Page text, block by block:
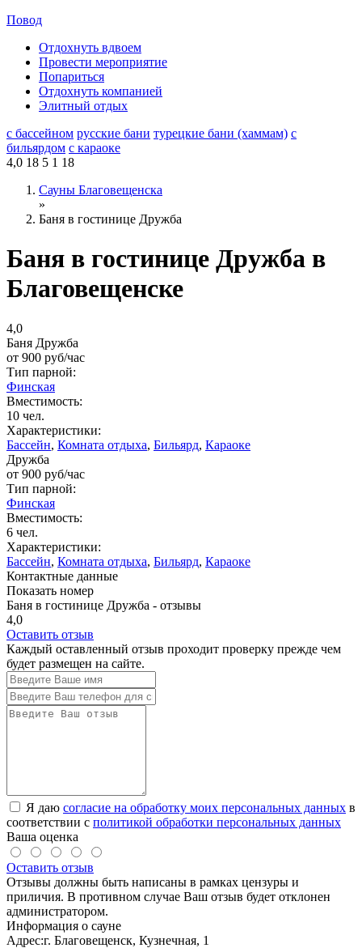
Повод
Отдохнуть вдвоем
Провести мероприятие
Попариться
Отдохнуть компанией
Элитный отдых
с бассейном русские бани турецкие бани (хаммам) с
бильярдом с караоке
4,0 18 5 1 18
Сауны Благовещенска
»
Баня в гостинице Дружба
Баня в гостинице Дружба в
Благовещенске
4,0
Баня Дружба
от 900 руб/час
Тип парной:
Финская
Вместимость:
10 чел.
Характеристики:
Бассейн, Комната отдыха, Бильярд, Караоке
Дружба
от 900 руб/час
Тип парной:
Финская
Вместимость:
6 чел.
Характеристики:
Бассейн, Комната отдыха, Бильярд, Караоке
Контактные данные
Показать номер
Баня в гостинице Дружба - отзывы
4,0
Оставить отзыв
Каждый оставленный отзыв проходит проверку прежде чем
будет размещен на сайте.
Я даю согласие на обработку моих персональных данных в
соответствии с политикой обработки персональных данных
Ваша оценка
Оставить отзыв
Отзывы должны быть написаны в рамках цензуры и
приличия. В противном случае Ваш отзыв будет отклонен
администратором.
Информация о сауне
Адрес:г. Благовещенск, Кузнечная, 1